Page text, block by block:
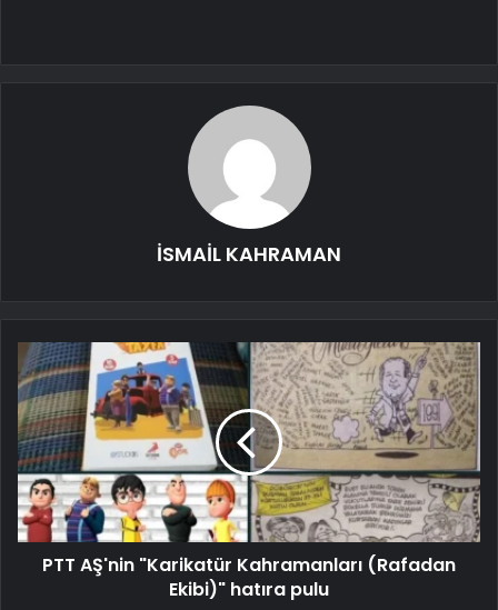
İSMAİL KAHRAMAN
PTT AŞ'nin "Karikatür Kahramanları (Rafadan
Ekibi)" hatıra pulu